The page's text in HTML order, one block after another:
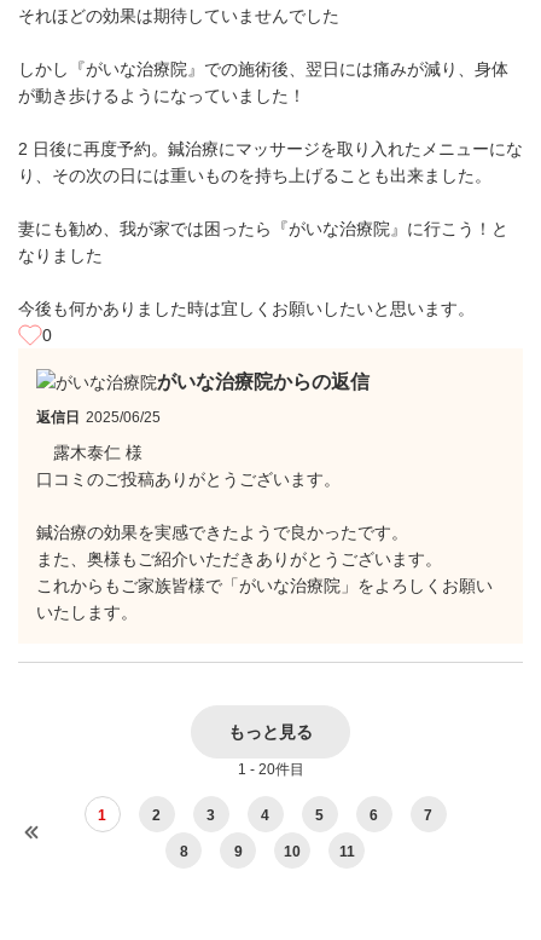
それほどの効果は期待していませんでした
しかし『がいな治療院』での施術後、翌日には痛みが減り、身体
が動き歩けるようになっていました！
2 日後に再度予約。鍼治療にマッサージを取り入れたメニューにな
り、その次の日には重いものを持ち上げることも出来ました。
妻にも勧め、我が家では困ったら『がいな治療院』に行こう！と
なりました
今後も何かありました時は宜しくお願いしたいと思います。
0
がいな治療院からの返信
返信日 2025/06/25
露木泰仁 様
口コミのご投稿ありがとうございます。
鍼治療の効果を実感できたようで良かったです。
また、奥様もご紹介いただきありがとうございます。
これからもご家族皆様で「がいな治療院」をよろしくお願い
いたします。
もっと見る
1 - 20件目
1 2 3 4 5 6 7
8 9 10 11